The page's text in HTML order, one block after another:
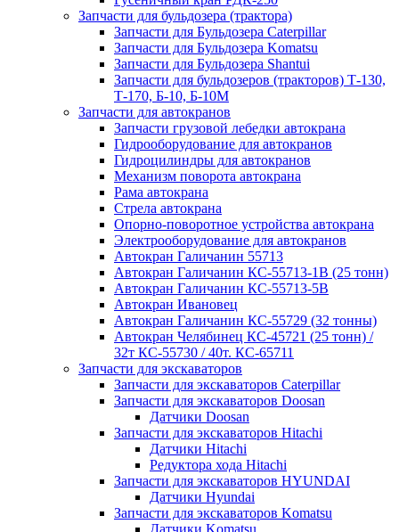
Запчасти для бульдозера (трактора)
Запчасти для Бульдозера Caterpillar
Запчасти для Бульдозера Komatsu
Запчасти для Бульдозера Shantui
Запчасти для бульдозеров (тракторов) Т-130,
Т-170, Б-10, Б-10М
Запчасти для автокранов
Запчасти грузовой лебедки автокрана
Гидрооборудование для автокранов
Гидроцилиндры для автокранов
Механизм поворота автокрана
Рама автокрана
Стрела автокрана
Опорно-поворотное устройства автокрана
Электрооборудование для автокранов
Автокран Галичанин 55713
Автокран Галичанин КС-55713-1В (25 тонн)
Автокран Галичанин КС-55713-5В
Автокран Ивановец
Автокран Галичанин КС-55729 (32 тонны)
Автокран Челябинец КС-45721 (25 тонн) /
32т КС-55730 / 40т. КС-65711
Запчасти для экскаваторов
Запчасти для экскаваторов Caterpillar
Запчасти для экскаваторов Doosan
Датчики Doosan
Запчасти для экскаваторов Hitachi
Датчики Hitachi
Редуктора хода Hitachi
Запчасти для экскаваторов HYUNDAI
Датчики Hyundai
Запчасти для экскаваторов Komatsu
Датчики Komatsu